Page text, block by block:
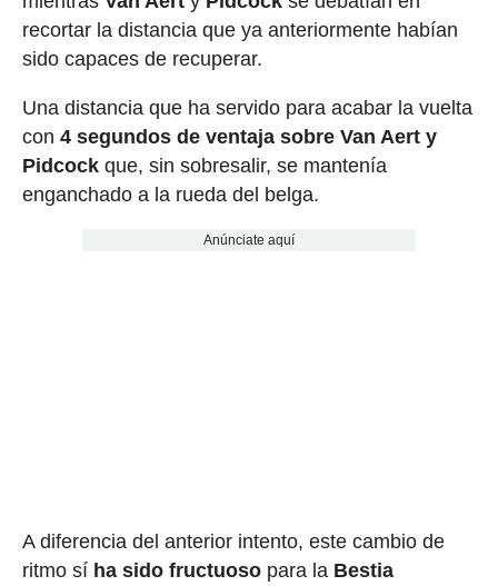
recortar la distancia que ya anteriormente habían
sido capaces de recuperar.
Una distancia que ha servido para acabar la vuelta
con 4 segundos de ventaja sobre Van Aert y
Pidcockque, sin sobresalir, se mantenía
enganchado a la rueda del belga.
Anúnciate aquí
A diferencia del anterior intento, este cambio de
ritmo sí ha sido fructuosopara la Bestia